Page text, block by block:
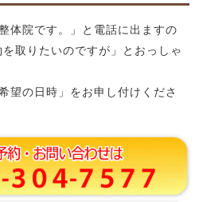
体院です。」と電話に出ますの
取りたいのですが」とおっしゃ
望の日時」をお申し付けくださ